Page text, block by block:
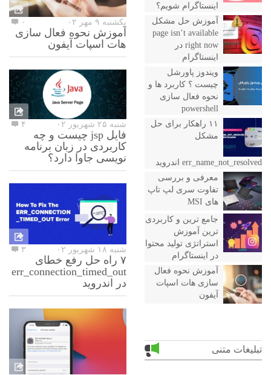
اینستاگرام شویم؟
آموزش حل مشکل
page isn’t available
right now در
اینستاگرام
ویندوز پاورشل
چیست ؟ کاربرد ها و
نحوه فعال سازی
powershell
۱۱ راهکار برای حل
مشکل
err_name_not_resolved اندروید
معرفی و بررسی
تفاوت سری لپ تاپ
های MSI
جامع ترین و کاربردی
ترین آموزش
استراتژی تولید محتوا
در اینستاگرام
آموزش نحوه فعال
سازی هات اسپات
آیفون
تبلیغات متنی
یکشنبه ۹ مهر ۰۲ ۰
آموزش نحوه فعال سازی
هات اسپات آیفون
شنبه ۲۵ شهریور ۰۲ ۴
فایل jsp چیست و چه
کاربردی در زبان برنامه
نویسی جاوا دارد؟
شنبه ۱۸ شهریور ۰۲ ۳
۷ راه حل رفع خطای
err_connection_timed_out
در اندروید